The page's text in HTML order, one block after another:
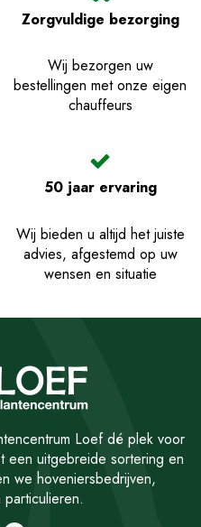
Zorgvuldige bezorging
Wij bezorgen uw
bestellingen met onze eigen
chauffeurs
50 jaar ervaring
Wij bieden u altijd het juiste
advies, afgestemd op uw
wensen en situatie
Loef dé plek voor
een uitgebreide sortering en
we hoveniersbedrijven,